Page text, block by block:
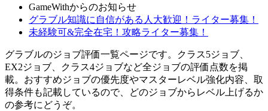
GameWithからのお知らせ
グラブル知識に自信がある人大歓迎！ライター募集！
未経験可&完全在宅！攻略ライター募集！
グラブルのジョブ評価一覧ページです。クラス5ジョブ、
EX2ジョブ、クラス4ジョブなど全ジョブの評価点数を掲
載。おすすめジョブの優先度やマスターレベル強化内容、取
得条件も記載しているので、どのジョブからレベル上げるか
の参考にどうぞ。